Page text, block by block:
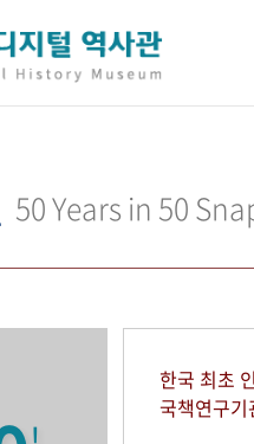
50 Years in 50
한국 최초
국책연구기